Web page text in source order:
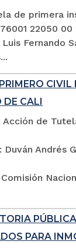
de primera
22050
Fernando
DE CALI
Acción de
Duván Andrés
PARA